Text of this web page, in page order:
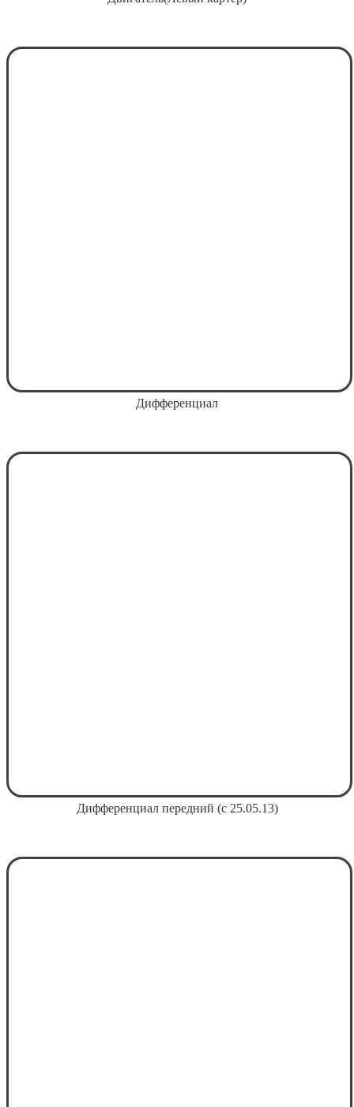
Дифференциал
Дифференциал передний (с 25.05.13)